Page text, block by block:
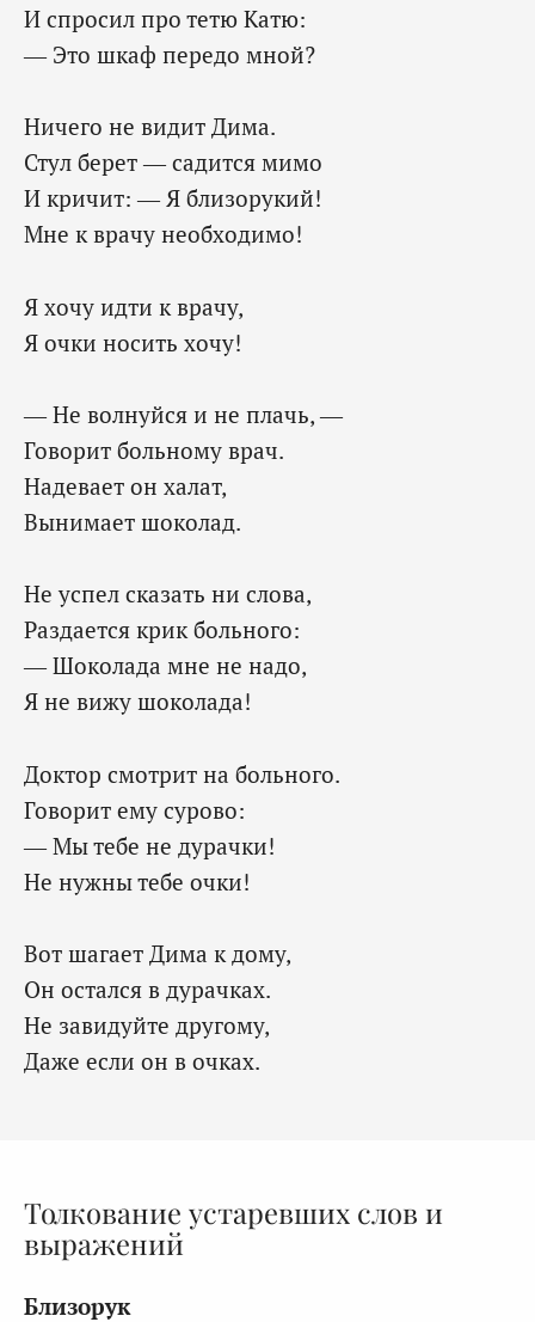
И спросил про тетю Катю:
— Это шкаф передо мной?
Ничего не видит Дима.
Стул берет — садится мимо
И кричит: — Я близорукий!
Мне к врачу необходимо!
Я хочу идти к врачу,
Я очки носить хочу!
— Не волнуйся и не плачь, —
Говорит больному врач.
Надевает он халат,
Вынимает шоколад.
Не успел сказать ни слова,
Раздается крик больного:
— Шоколада мне не надо,
Я не вижу шоколада!
Доктор смотрит на больного.
Говорит ему сурово:
— Мы тебе не дурачки!
Не нужны тебе очки!
Вот шагает Дима к дому,
Он остался в дурачках.
Не завидуйте другому,
Даже если он в очках.
Толкование устаревших слов и
выражений
Близорук